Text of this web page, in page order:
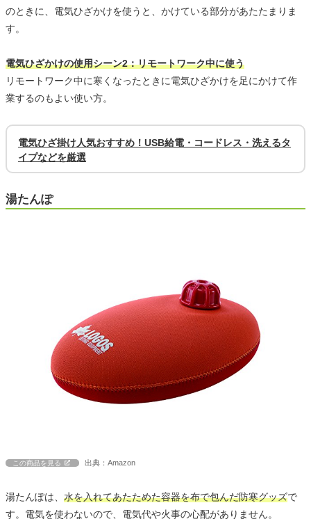
のときに、電気ひざかけを使うと、かけている部分があたたまりま
す。
電気ひざかけの使用シーン2：リモートワーク中に使う
リモートワーク中に寒くなったときに電気ひざかけを足にかけて作
業するのもよい使い方。
電気ひざ掛け人気おすすめ！USB給電・コードレス・洗えるタ
イプなどを厳選
湯たんぽ
この商品を見る 出典：Amazon
湯たんぽは、 水を入れてあたためた容器を布で包んだ防寒グッズで
す。電気を使わないので、電気代や火事の心配がありません。